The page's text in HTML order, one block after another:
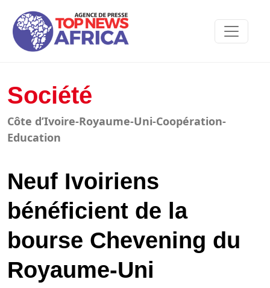
Société
Côte d’Ivoire-Royaume-Uni-Coopération-
Education
Neuf Ivoiriens
bénéficient de la
bourse Chevening du
Royaume-Uni